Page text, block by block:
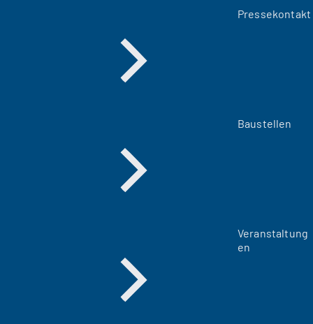
Pressekontakt
Baustellen
Veranstaltung
en